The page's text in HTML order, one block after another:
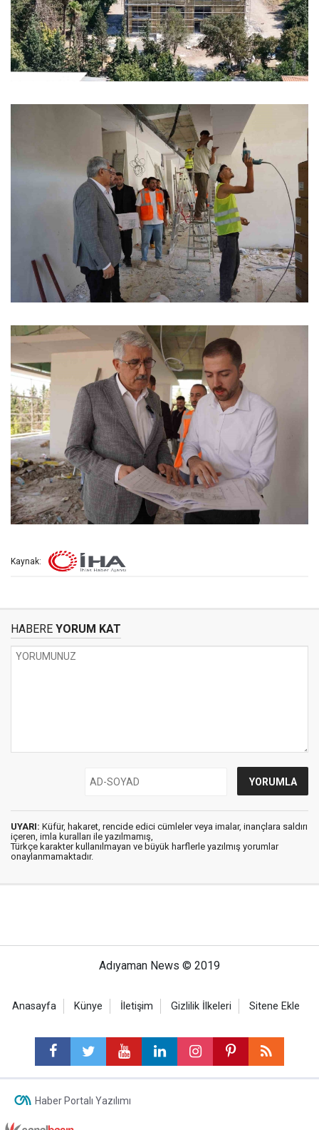
Kaynak:
HABERE YORUM KAT
UYARI: Küfür, hakaret, rencide edici cümleler veya imalar, inançlara saldırı
içeren, imla kuralları ile yazılmamış,
Türkçe karakter kullanılmayan ve büyük harflerle yazılmış yorumlar
onaylanmamaktadır.
Adıyaman News © 2019
Anasayfa Künye İletişim Gizlilik İlkeleri Sitene Ekle
Haber Portalı Yazılımı